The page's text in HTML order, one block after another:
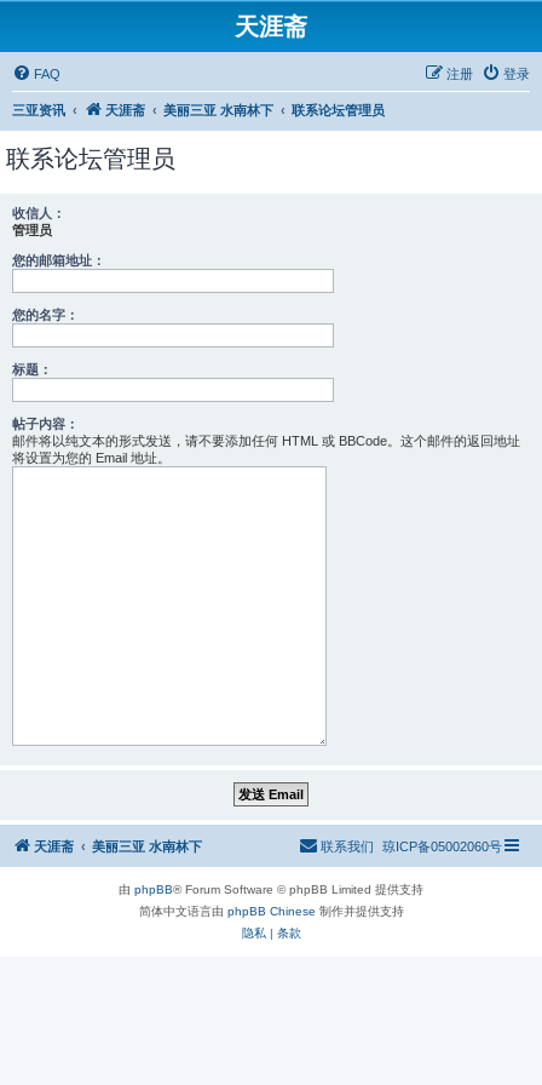
天涯斋
FAQ 登录
注册
三亚资讯 天涯斋 美丽三亚 水南林下 联系论坛管理员
联系论坛管理员
收信人：
管理员
您的邮箱地址：
您的名字：
标题：
帖子内容：
邮件将以纯文本的形式发送，请不要添加任何 HTML 或 BBCode。这个邮件的返回地址
将设置为您的 Email 地址。
天涯斋 美丽三亚 水南林下 琼ICP备05002060号
联系我们
由 phpBB® Forum Software © phpBB Limited 提供支持
简体中文语言由 phpBB Chinese 制作并提供支持
隐私 | 条款